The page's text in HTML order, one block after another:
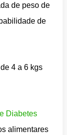
de peso de
de
4 a 6 kgs
Diabetes
alimentares